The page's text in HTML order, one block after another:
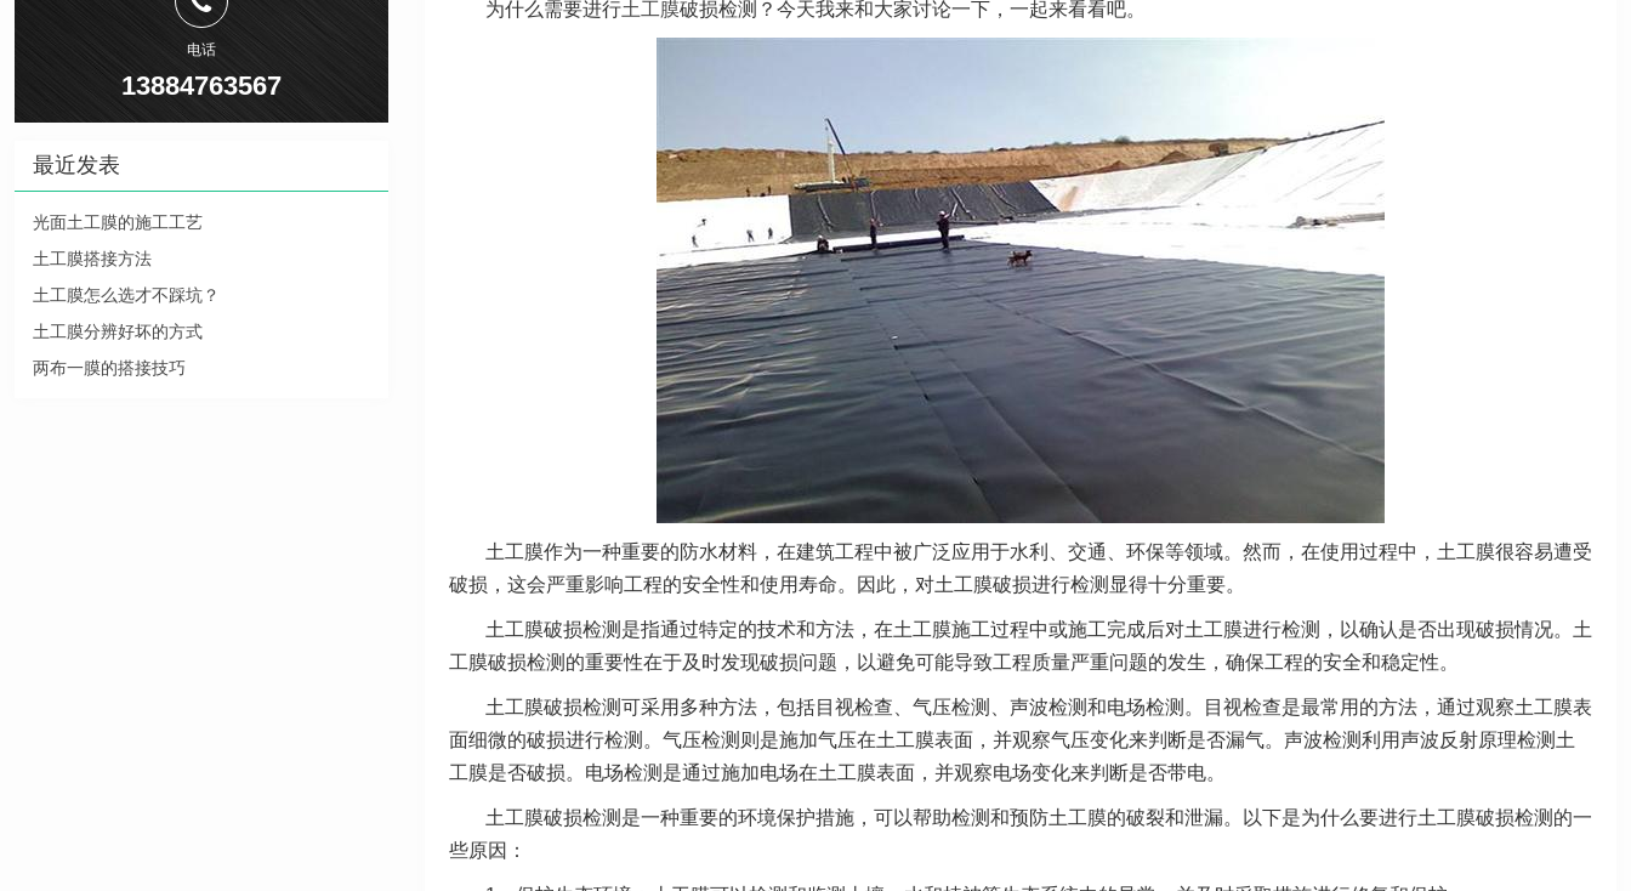
为什么需要进行土工膜破损检测？今天我来和大家讨论一下，一起来看看吧。
土工膜作为一种重要的防水材料，在建筑工程中被广泛应用于水利、交通、环保等领域。然而，在使用过程中，土工膜很容易遭受
破损，这会严重影响工程的安全性和使用寿命。因此，对土工膜破损进行检测显得十分重要。
土工膜破损检测是指通过特定的技术和方法，在土工膜施工过程中或施工完成后对土工膜进行检测，以确认是否出现破损情况。土
工膜破损检测的重要性在于及时发现破损问题，以避免可能导致工程质量严重问题的发生，确保工程的安全和稳定性。
土工膜破损检测可采用多种方法，包括目视检查、气压检测、声波检测和电场检测。目视检查是最常用的方法，通过观察土工膜表
面细微的破损进行检测。气压检测则是施加气压在土工膜表面，并观察气压变化来判断是否漏气。声波检测利用声波反射原理检测土
工膜是否破损。电场检测是通过施加电场在土工膜表面，并观察电场变化来判断是否带电。
土工膜破损检测是一种重要的环境保护措施，可以帮助检测和预防土工膜的破裂和泄漏。以下是为什么要进行土工膜破损检测的一
些原因：
电话
13884763567
最近发表
光面土工膜的施工工艺
土工膜搭接方法
土工膜怎么选才不踩坑？
土工膜分辨好坏的方式
两布一膜的搭接技巧